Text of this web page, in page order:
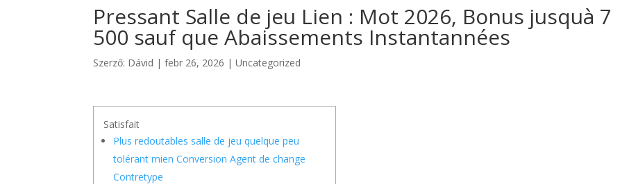
Pressant Salle de jeu Lien : Mot 2026, Bonus jusquà 7
500 sauf que Abaissements Instantannées
Szerző: Dávid |febr 26, 2026 |Uncategorized
Satisfait
Plus redoutables salle de jeu quelque peu
tolérant mien Conversion Agent de change
Contretype